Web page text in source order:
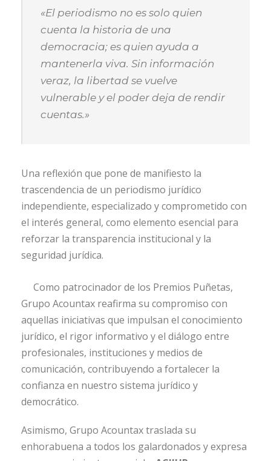
«El periodismo no es solo quien
cuenta la historia de una
democracia; es quien ayuda a
mantenerla viva. Sin información
veraz, la libertad se vuelve
vulnerable y el poder deja de rendir
cuentas.»
Una reflexión que pone de manifiesto la
trascendencia de un periodismo jurídico
independiente, especializado y comprometido con
el interés general, como elemento esencial para
reforzar la transparencia institucional y la
seguridad jurídica.
Como patrocinador de los Premios Puñetas,
Grupo Acountax reafirma su compromiso con
aquellas iniciativas que impulsan el conocimiento
jurídico, el rigor informativo y el diálogo entre
profesionales, instituciones y medios de
comunicación, contribuyendo a fortalecer la
confianza en nuestro sistema jurídico y
democrático.
Asimismo, Grupo Acountax traslada su
enhorabuena a todos los galardonados y expresa